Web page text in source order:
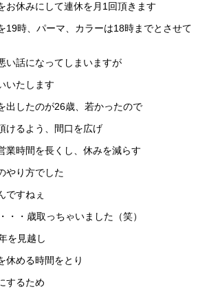
お休みにして連休を月1回頂きます
19時、パーマ、カラーは18時までとさせて
い話になってしまいますが
いたします
出したのが26歳、若かったので
けるよう、間口を広げ
業時間を長くし、休みを減らす
やり方でした
ですねぇ
・・歳取っちゃいました（笑）
を見越し
休める時間をとり
するため